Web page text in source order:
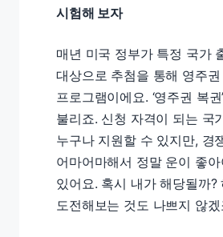
시험해 보자
매년 미국 정부가 특정 국가
대상으로 추첨을 통해 영주
프로그램이에요. ‘영주권 복권
불리죠. 신청 자격이 되는 국
누구나 지원할 수 있지만, 경
어마어마해서 정말 운이 좋
있어요. 혹시 내가 해당될까?
도전해보는 것도 나쁘지 않겠